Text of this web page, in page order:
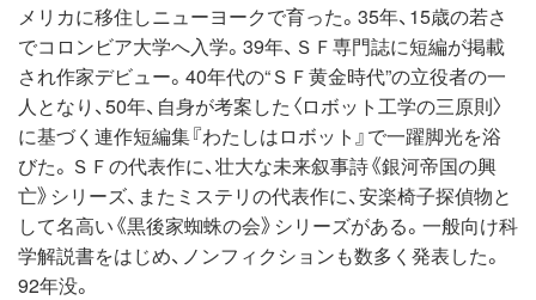
メリカに移住しニューヨークで育った。35年、15歳の若さ
でコロンビア大学へ入学。39年、ＳＦ専門誌に短編が掲載
され作家デビュー。40年代の“ＳＦ黄金時代”の立役者の一
人となり、50年、自身が考案した〈ロボット工学の三原則〉
に基づく連作短編集『わたしはロボット』で一躍脚光を浴
びた。ＳＦの代表作に、壮大な未来叙事詩《銀河帝国の興
亡》シリーズ、またミステリの代表作に、安楽椅子探偵物と
して名高い《黒後家蜘蛛の会》シリーズがある。一般向け科
学解説書をはじめ、ノンフィクションも数多く発表した。
92年没。